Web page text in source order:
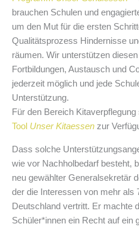
brauchen Schulen und
um den Mut für die ersten
Qualitätsprozess Hindernisse
räumen. Wir unterstützen
Fortbildungen, Austausch und
jederzeit möglich und jede
Unterstützung.
Für den Bereich
Tool Unser Kitaessen zur
Dass solche
wie vor Nachholbedarf besteht,
neu gewählter Generalsekretär
der die Interessen von mehr als
Deutschland vertritt. Er machte
Schüler*innen ein Recht auf ein